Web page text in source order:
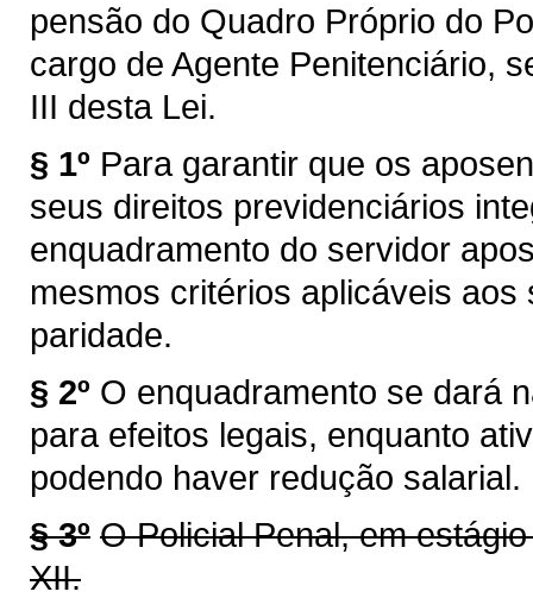
pensão do Quadro Próprio do
cargo de Agente Penitenciário,
III desta Lei.
§ 1º Para garantir que os
seus direitos previdenciários
enquadramento do servidor
mesmos critérios aplicáveis
paridade.
§ 2º O enquadramento se dará
para efeitos legais, enquanto
podendo haver redução salarial.
§ 3º O Policial Penal, em
XII.